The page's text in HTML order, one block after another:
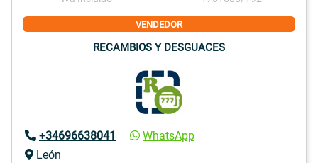
VENDEDOR
RECAMBIOS Y DESGUACES
+34696638041
WhatsApp
León